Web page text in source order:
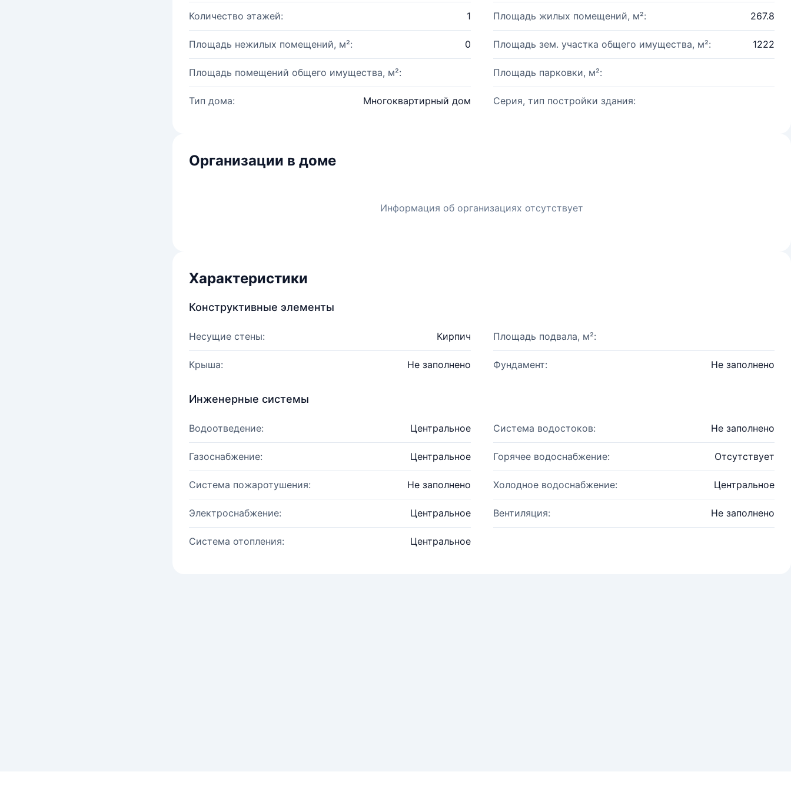
Количество этажей: 1 Площадь жилых помещений, м²: 267.8
Площадь нежилых помещений, м²: 0 Площадь зем. участка общего имущества, м²: 1222
Площадь помещений общего имущества, м²: Площадь парковки, м²:
Тип дома: Многоквартирный дом Серия, тип постройки здания:
Организации в доме
Информация об организациях отсутствует
Характеристики
Конструктивные элементы
Несущие стены: Кирпич Площадь подвала, м²:
Крыша: Не заполнено Фундамент: Не заполнено
Инженерные системы
Водоотведение: Центральное Система водостоков: Не заполнено
Газоснабжение: Центральное Горячее водоснабжение: Отсутствует
Система пожаротушения: Не заполнено Холодное водоснабжение: Центральное
Электроснабжение: Центральное Вентиляция: Не заполнено
Система отопления: Центральное